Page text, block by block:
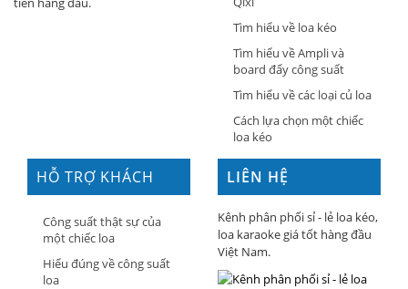
Tìm hiểu về loa kéo
Tìm hiểu về Ampli và
board đẩy công suất
Tìm hiểu về các loại củ loa
Cách lựa chọn một chiếc
loa kéo
HỖ TRỢ KHÁCH
HÀNG
Công suất thật sự của
một chiếc loa
Hiểu đúng về công suất
loa
LIÊN HỆ
Kênh phân phối sỉ - lẻ loa kéo,
loa karaoke giá tốt hàng đầu
Việt Nam.